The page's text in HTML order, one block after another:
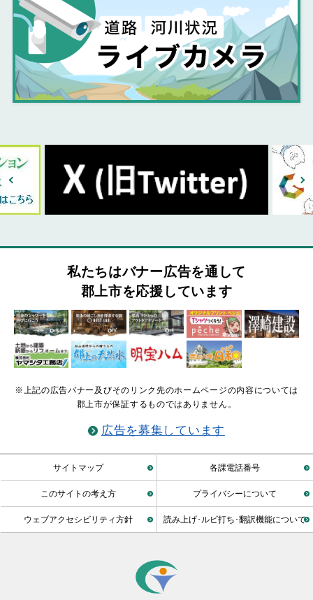
私たちはバナー広告を通して
郡上市を応援しています
※上記の広告バナー及びそのリンク先のホームページの内容については
郡上市が保証するものではありません。
広告を募集しています
サイトマップ 各課電話番号
このサイトの考え方 プライバシーについて
ウェブアクセシビリティ方針 読み上げ･ルビ打ち･翻訳機能について